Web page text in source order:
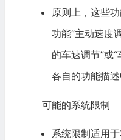
原则上，这些
功能”主动速度
的车速调节”或
各自的功能描述
可能的系统限制
系统限制适用